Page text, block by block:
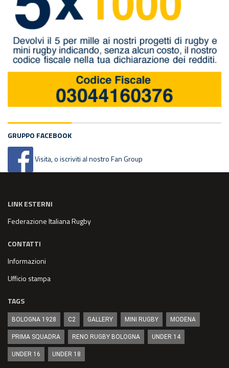
GRUPPO FACEBOOK
Visita, o iscriviti al nostro Fan Group
LINK ESTERNI
Federazione Italiana Rugby
CONTATTI
Informazioni
Ufficio stampa
TAGS
BOLOGNA 1928 C2 GALLERY MINI RUGBY MODENA
PRIMA SQUADRA RENO RUGBY BOLOGNA UNDER 14
UNDER 16 UNDER 18